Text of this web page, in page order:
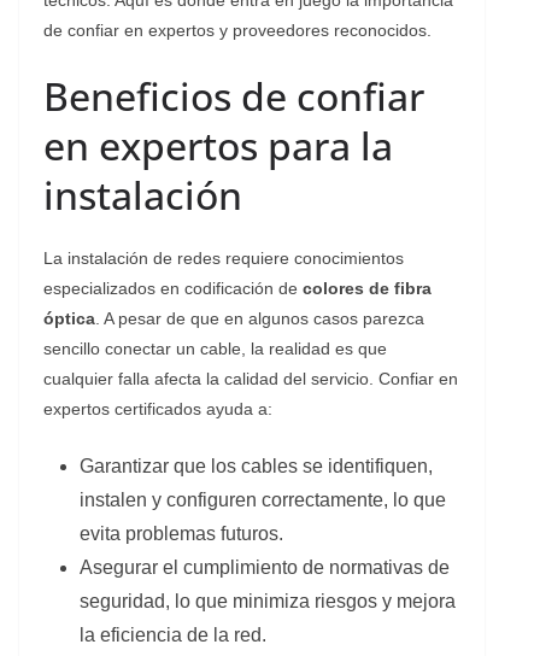
de confiar en expertos y proveedores reconocidos.
Beneficios de confiar
en expertos para la
instalación
La instalación de redes requiere conocimientos
especializados en codificación de colores de fibra
óptica . A pesar de que en algunos casos parezca
sencillo conectar un cable, la realidad es que
cualquier falla afecta la calidad del servicio. Confiar en
expertos certificados ayuda a:
Garantizar que los cables se identifiquen,
instalen y configuren correctamente, lo que
evita problemas futuros.
Asegurar el cumplimiento de normativas de
seguridad, lo que minimiza riesgos y mejora
la eficiencia de la red.